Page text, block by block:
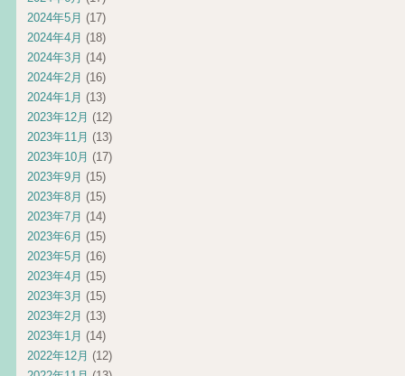
2024年5月 (17)
2024年4月 (18)
2024年3月 (14)
2024年2月 (16)
2024年1月 (13)
2023年12月 (12)
2023年11月 (13)
2023年10月 (17)
2023年9月 (15)
2023年8月 (15)
2023年7月 (14)
2023年6月 (15)
2023年5月 (16)
2023年4月 (15)
2023年3月 (15)
2023年2月 (13)
2023年1月 (14)
2022年12月 (12)